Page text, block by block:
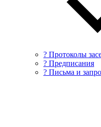
? Протоколы
? Предписания
? Письма и